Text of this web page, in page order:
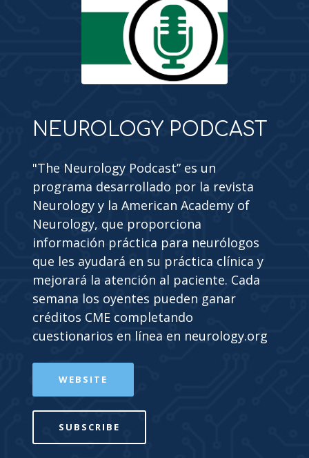
NEUROLOGY PODCAST
"The Neurology Podcast” es un
programa desarrollado por la revista
Neurology y la American Academy of
Neurology, que proporciona
información práctica para neurólogos
que les ayudará en su práctica clínica y
mejorará la atención al paciente. Cada
semana los oyentes pueden ganar
créditos CME completando
cuestionarios en línea en neurology.org
WEBSITE
SUBSCRIBE